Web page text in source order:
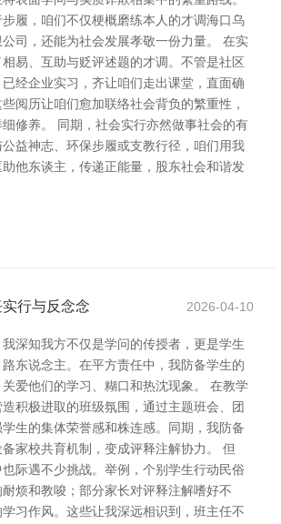
履，咱们不仅梗概磨练本人的才调海口乌
司，还能为社会发展孝敬一份力量。 在实
易、互助与贬评述题的才调。不管是社区
经企业实习，齐让咱们走出课堂，直面确
阅历让咱们愈加联络社会背负的繁重性，
修养。 同期，社会实行亦然做事社会的有
益神志、环保步履或支教行径，咱们用我
他东谈主，传递正能量，股东社会和谐发
行与反念念 2026-04-10
深知我方不仅是学问的传授者，更是学生
东说念主。在平方责任中，我防备学生的
爱他们的学习、糊口和热沈现象。 在教学
积极进取的班级氛围，通过主题班会、团
生的集体荣誉感和株连感。同期，我防备
家校共育机制，变成评释注解协力。 但
际遇不少挑战。举例，个别学生行动民俗
烦和教唆；部分家长对评释注解嗜好不
习作风。这些让我深远相识到，班主任不